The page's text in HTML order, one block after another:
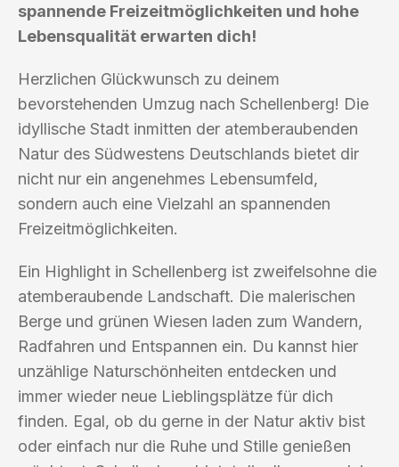
spannende Freizeitmöglichkeiten und hohe
Lebensqualität erwarten dich!
Herzlichen Glückwunsch zu deinem
bevorstehenden Umzug nach Schellenberg! Die
idyllische Stadt inmitten der atemberaubenden
Natur des Südwestens Deutschlands bietet dir
nicht nur ein angenehmes Lebensumfeld,
sondern auch eine Vielzahl an spannenden
Freizeitmöglichkeiten.
Ein Highlight in Schellenberg ist zweifelsohne die
atemberaubende Landschaft. Die malerischen
Berge und grünen Wiesen laden zum Wandern,
Radfahren und Entspannen ein. Du kannst hier
unzählige Naturschönheiten entdecken und
immer wieder neue Lieblingsplätze für dich
finden. Egal, ob du gerne in der Natur aktiv bist
oder einfach nur die Ruhe und Stille genießen